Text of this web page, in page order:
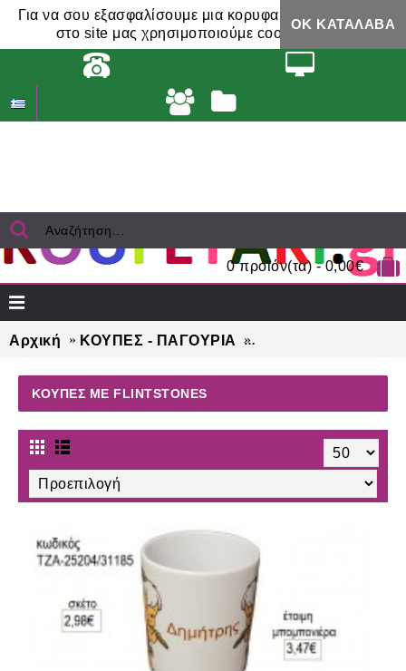
Για να σου εξασφαλίσουμε μια κορυφαία εμπειρία,
στο site μας χρησιμοποιούμε cookies.
ΟΚ ΚΑΤΆΛΑΒΑ
0 προϊόν(τα) - 0,00€
Αρχική ΚΟΥΠΕΣ - ΠΑΓΟΥΡΙΑ
ΚΟΥΠΕΣ ΜΕ FLINTSTONES